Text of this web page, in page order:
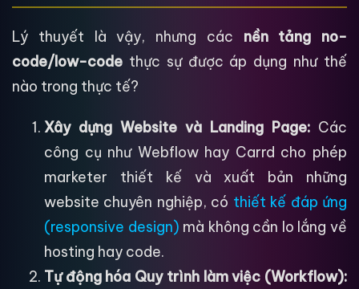
Lý thuyết là vậy, nhưng các nền tảng no-
code/low-code thực sự được áp dụng như thế
nào trong thực tế?
Xây dựng Website và Landing Page: Các
công cụ như Webflow hay Carrd cho phép
marketer thiết kế và xuất bản những
website chuyên nghiệp, có thiết kế đáp ứng
(responsive design) mà không cần lo lắng về
hosting hay code.
Tự động hóa Quy trình làm việc (Workflow):